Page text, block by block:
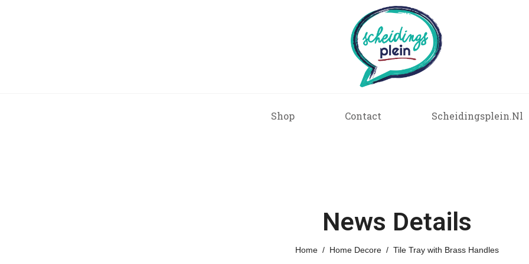
Shop Contact Scheidingsplein.nl
News Details
Home Home Decore Tile Tray with Brass Handles